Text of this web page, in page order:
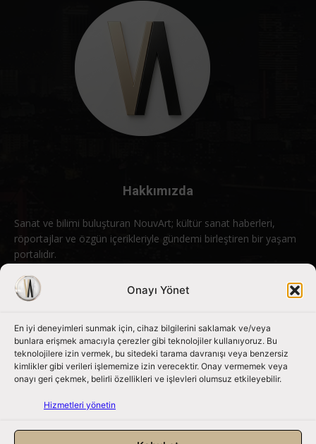
Onayı Yönet
En iyi deneyimleri sunmak için, cihaz bilgilerini saklamak ve/veya
bunlara erişmek amacıyla çerezler gibi teknolojiler kullanıyoruz. Bu
teknolojilere izin vermek, bu sitedeki tarama davranışı veya benzersiz
kimlikler gibi verileri işlememize izin verecektir. Onay vermemek veya
onayı geri çekmek, belirli özellikleri ve işlevleri olumsuz etkileyebilir.
Hizmetleri yönetin
Hakkımızda
Sanat ve bilimi buluşturan NouvArt; kültür sanat haberleri,
röportajlar ve özgün içerikleriyle gündemi birleştiren bir yaşam
portalıdır.
Bizimle iletişime geçin: info@nouvart.net
Bizi Takip Edin